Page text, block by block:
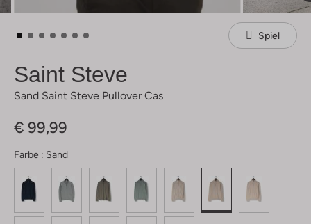
Spiel
Saint Steve
Sand Saint Steve Pullover Cas
€ 99,99
Farbe : Sand